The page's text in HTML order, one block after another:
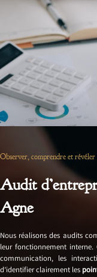
Observer, comprendre et
Audit
Agne
Nous réalisons des audits
leur fonctionnement interne.
communication, les
d’identifier clairement les